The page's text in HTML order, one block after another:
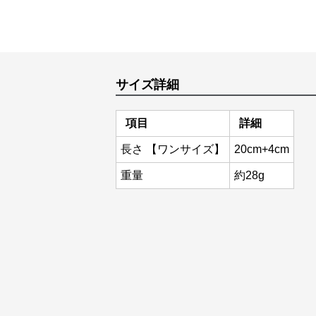
サイズ詳細
項目 詳細
長さ 【ワンサイズ】 20cm+4cm
重量 約28g